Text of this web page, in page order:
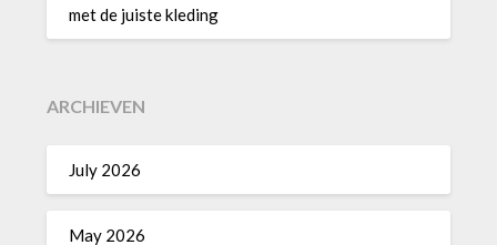
met de juiste kleding
ARCHIEVEN
July 2026
May 2026